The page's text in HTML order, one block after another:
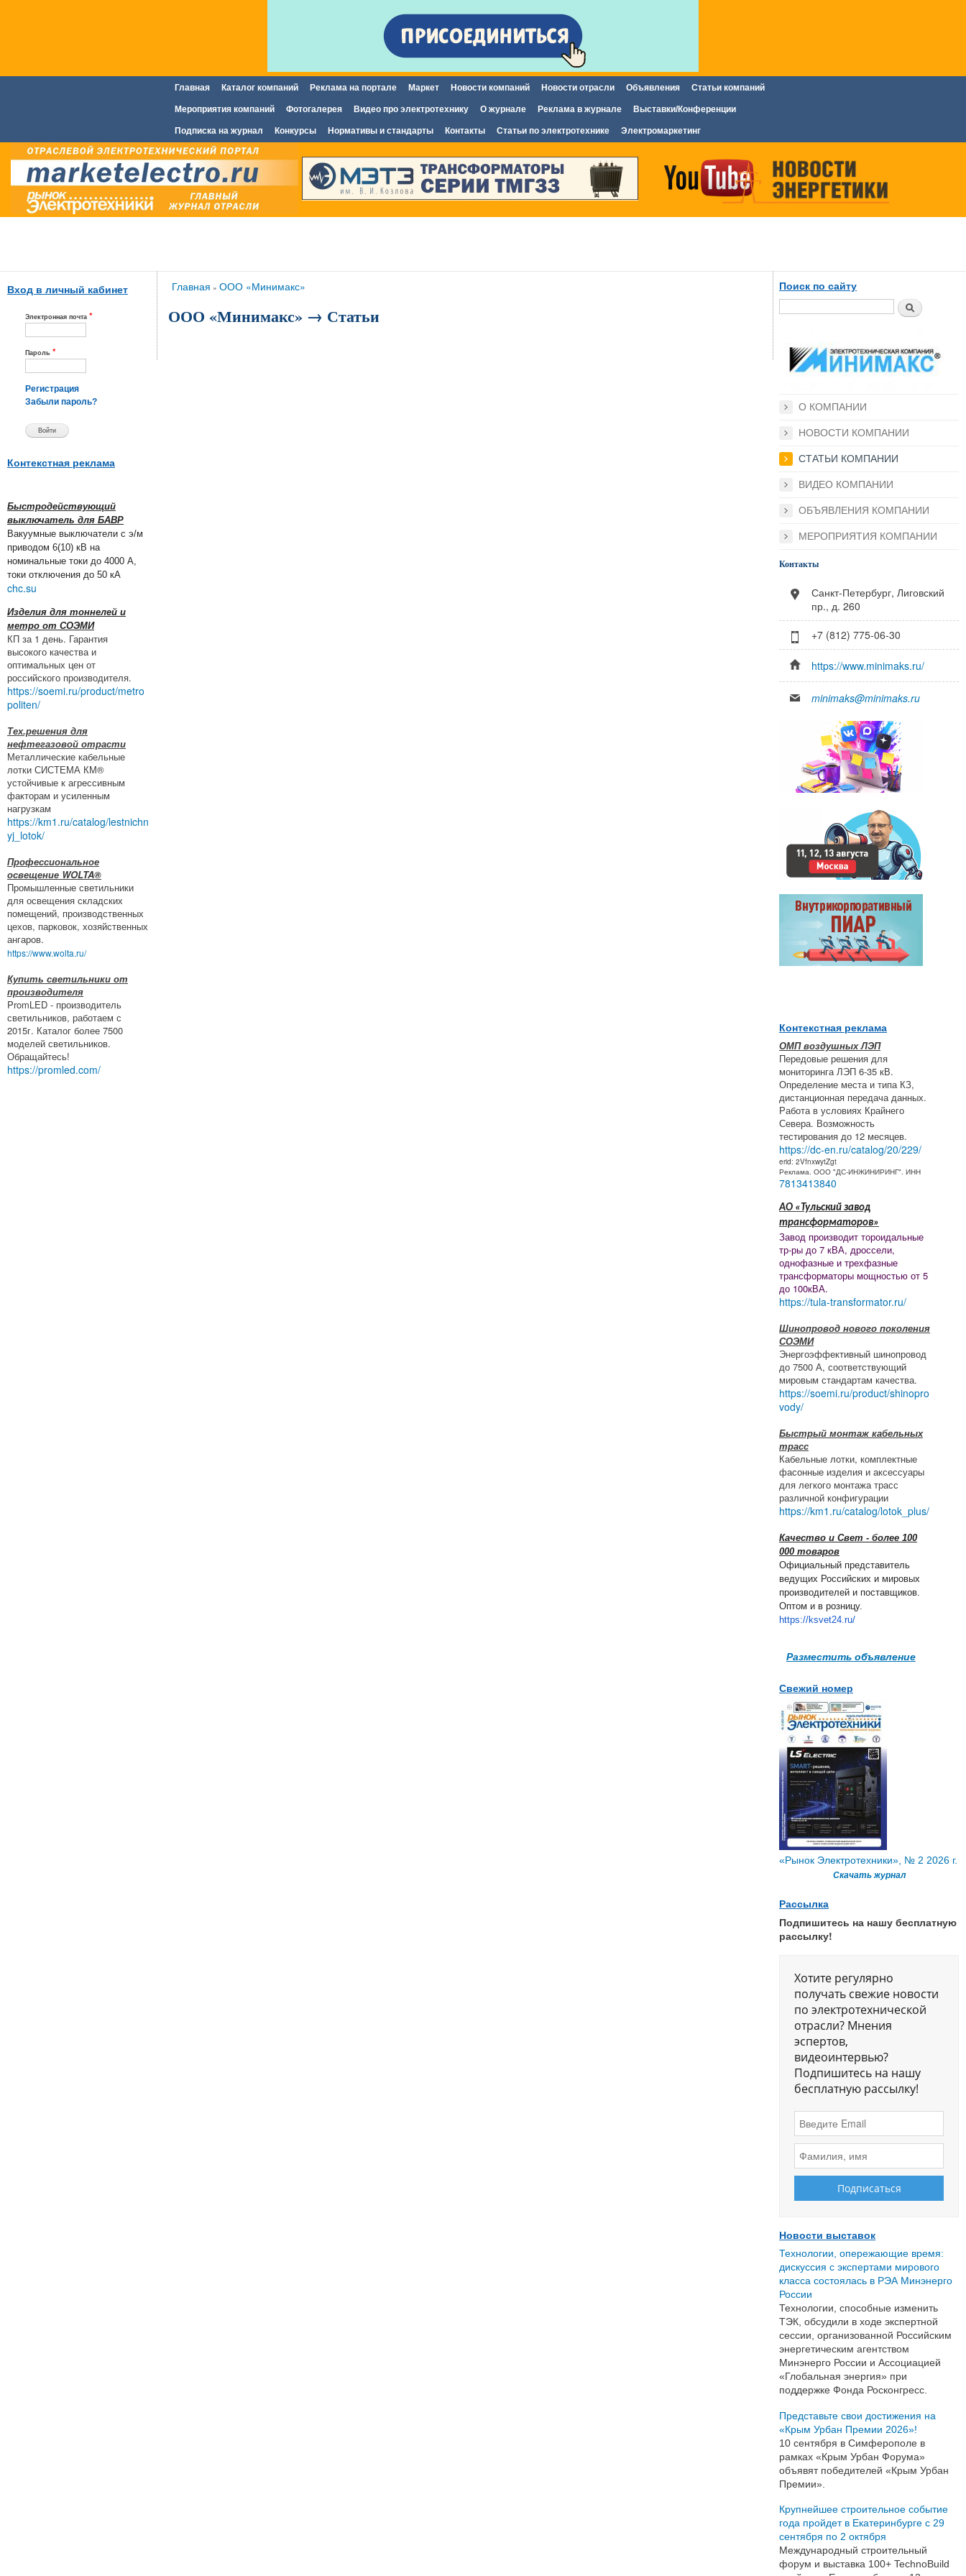
содержанию
Главное меню
Главная Каталог компаний Реклама на портале Маркет Новости компаний Новости отрасли Объявления Статьи компаний
Мероприятия компаний Фотогалерея Видео про электротехнику О журнале Реклама в журнале Выставки/Конференции
Подписка на журнал Конкурсы Нормативы и стандарты Контакты Статьи по электротехнике Электромаркетинг
Вход в личный кабинет
Электронная почта *
Пароль *
Регистрация
Забыли пароль?
Контекстная реклама
Быстродействующий
выключатель для БАВР
Вакуумные выключатели с э/м
приводом 6(10) кВ на
номинальные токи до 4000 А,
токи отключения до 50 кА
chc.su
Изделия для тоннелей и
метро от СОЭМИ
КП за 1 день. Гарантия
высокого качества и
оптимальных цен от
российского производителя.
https://soemi.ru/product/metro
politen/
Тех.решения для
нефтегазовой отрасти
Металлические кабельные
лотки СИСТЕМА КМ®
устойчивые к агрессивным
факторам и усиленным
нагрузкам
https://km1.ru/catalog/lestnichn
yj_lotok/
Профессиональное
освещение WOLTA®
Промышленные светильники
для освещения складских
помещений, производственных
цехов, парковок, хозяйственных
ангаров.
https://www.wolta.ru/
Купить светильники от
производителя
PromLED - производитель
светильников, работаем с
2015г. Каталог более 7500
моделей светильников.
Обращайтесь!
https://promled.com/
Вы здесь
Главная » ООО «Минимакс»
ООО «Минимакс» → Статьи
Поиск по сайту
Поиск
О КОМПАНИИ
НОВОСТИ КОМПАНИИ
СТАТЬИ КОМПАНИИ
ВИДЕО КОМПАНИИ
ОБЪЯВЛЕНИЯ КОМПАНИИ
МЕРОПРИЯТИЯ КОМПАНИИ
Контакты
Санкт-Петербург, Лиговский
пр., д. 260
+7 (812) 775-06-30
https://www.minimaks.ru/
minimaks@minimaks.ru
Контекстная реклама
ОМП воздушных ЛЭП
Передовые решения для
мониторинга ЛЭП 6-35 кВ.
Определение места и типа КЗ,
дистанционная передача данных.
Работа в условиях Крайнего
Севера. Возможность
тестирования до 12 месяцев.
https://dc-en.ru/catalog/20/229/
erid: 2VfnxwytZgt
Реклама. ООО "ДС-ИНЖИНИРИНГ". ИНН
7813413840
АО «Тульский завод
трансформаторов»
Завод производит тороидальные
тр-ры до 7 кВА, дроссели,
однофазные и трехфазные
трансформаторы мощностью от 5
до 100кВА.
https://tula-transformator.ru/
Шинопровод нового поколения
СОЭМИ
Энергоэффективный шинопровод
до 7500 А, соответствующий
мировым стандартам качества.
https://soemi.ru/product/shinopro
vody/
Быстрый монтаж кабельных
трасс
Кабельные лотки, комплектные
фасонные изделия и аксессуары
для легкого монтажа трасс
различной конфигурации
https://km1.ru/catalog/lotok_plus/
Качество и Свет - более 100
000 товаров
Официальный представитель
ведущих Российских и мировых
производителей и поставщиков.
Оптом и в розницу.
https://ksvet24.ru/
Разместить объявление
Свежий номер
«Рынок Электротехники», № 2 2026 г.
Скачать журнал
Рассылка
Подпишитесь на нашу бесплатную
рассылку!
Хотите регулярно
получать свежие новости
по электротехнической
отрасли? Мнения
эспертов,
видеоинтервью?
Подпишитесь на нашу
бесплатную рассылку!
Новости выставок
Технологии, опережающие время:
дискуссия с экспертами мирового
класса состоялась в РЭА Минэнерго
России
Технологии, способные изменить
ТЭК, обсудили в ходе экспертной
сессии, организованной Российским
энергетическим агентством
Минэнерго России и Ассоциацией
«Глобальная энергия» при
поддержке Фонда Росконгресс.
Представьте свои достижения на
«Крым Урбан Премии 2026»!
10 сентября в Симферополе в
рамках «Крым Урбан Форума»
объявят победителей «Крым Урбан
Премии».
Крупнейшее строительное событие
года пройдет в Екатеринбурге с 29
сентября по 2 октября
Международный строительный
форум и выставка 100+ TechnoBuild